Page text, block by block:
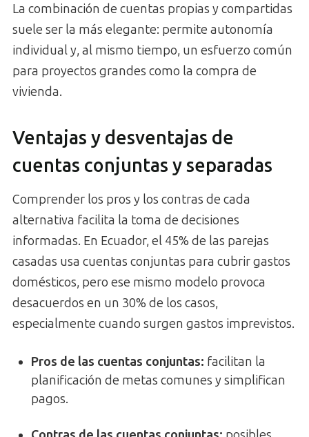
La combinación de cuentas propias y compartidas
suele ser la más elegante: permite autonomía
individual y, al mismo tiempo, un esfuerzo común
para proyectos grandes como la compra de
vivienda.
Ventajas y desventajas de
cuentas conjuntas y separadas
Comprender los pros y los contras de cada
alternativa facilita la toma de decisiones
informadas. En Ecuador, el 45% de las parejas
casadas usa cuentas conjuntas para cubrir gastos
domésticos, pero ese mismo modelo provoca
desacuerdos en un 30% de los casos,
especialmente cuando surgen gastos imprevistos.
Pros de las cuentas conjuntas: facilitan la
planificación de metas comunes y simplifican
pagos.